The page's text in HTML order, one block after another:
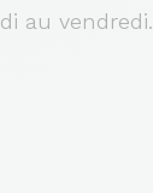
au vendredi.